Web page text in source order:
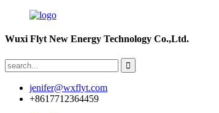
Wuxi Flyt New Energy Technology Co.,Ltd.
jenifer@wxflyt.com
+8617712364459